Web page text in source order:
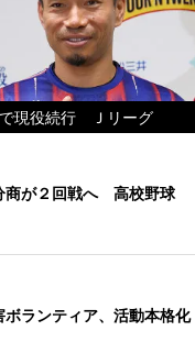
現役続行 Ｊリーグ
商が２回戦へ 高校野球
ボランティア、活動本格化